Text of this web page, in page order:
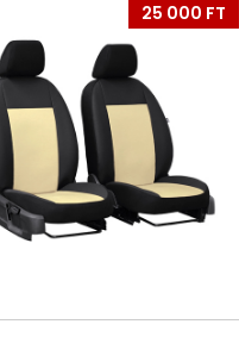
25 000 FT